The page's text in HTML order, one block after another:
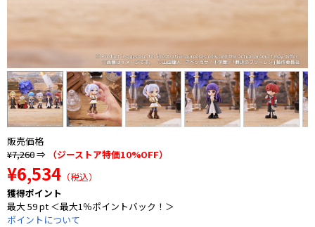
販売価格
¥7,260⇒ （ジーストア特価10%OFF）
¥6,534 （税込）
獲得ポイント
最大 59 pt ＜最大1％ポイントバック！＞
ポイントについて